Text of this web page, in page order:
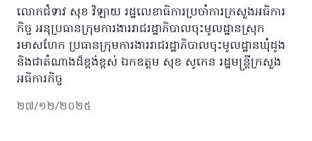
លោកជំទាវ សុខ វិឡាយ រដ្ឋលេខាធិការប្រចាំការក្រសួងអធិការ
កិច្ច អនុប្រធានក្រុមការងាររាជរដ្ឋាភិបាលចុះមូលដ្ឋានស្រុក
រមាសហែក ប្រធានក្រុមការងាររាជរដ្ឋាភិបាលចុះមូលដ្ឋានឃុំដូង
និងជាតំណាងដ៏ខ្ពង់ខ្ពស់ ឯកឧត្តម សុខ សូកេន រដ្ឋមន្រ្តីក្រសួង
អធិការកិច្ច
២៧/១២/២០២៥